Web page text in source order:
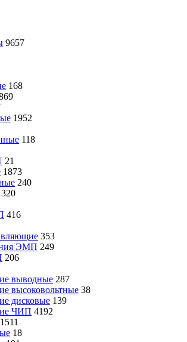
9657
168
1952
118
21
1873
240
416
353
ЭМП 249
206
выводные 287
высоковольтные 38
дисковые 139
ЧИП 4192
1511
18